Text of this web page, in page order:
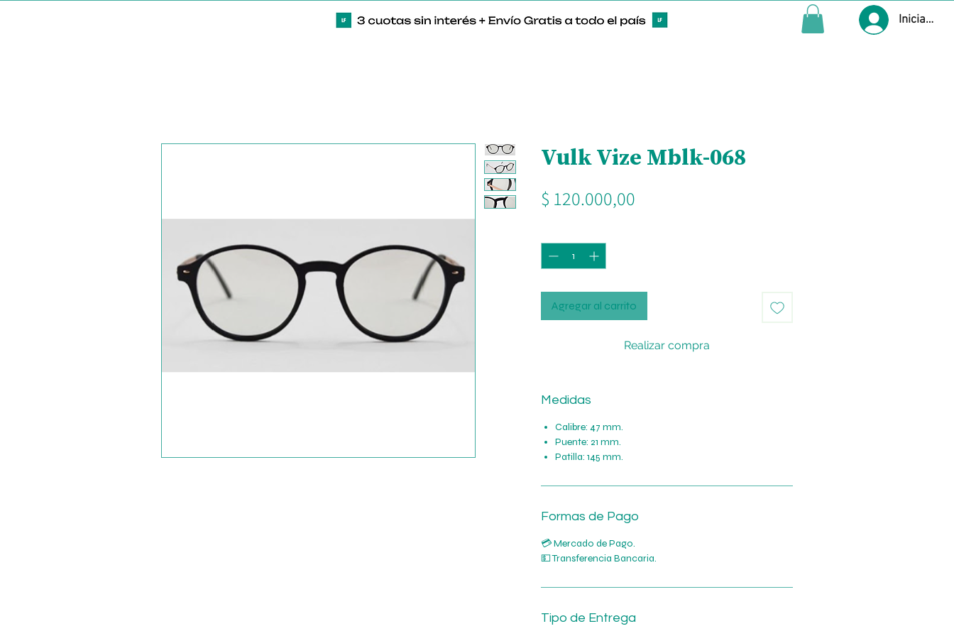
Iniciar
Vulk Vize Mblk-068
$ 120.000,00
Agregar al carrito
Realizar compra
Medidas
Calibre: 47 mm.
Puente: 21 mm.
Patilla: 145 mm.
Formas de Pago
💳 Mercado de Pago.
💵 Transferencia Bancaria.
Tipo de Entrega